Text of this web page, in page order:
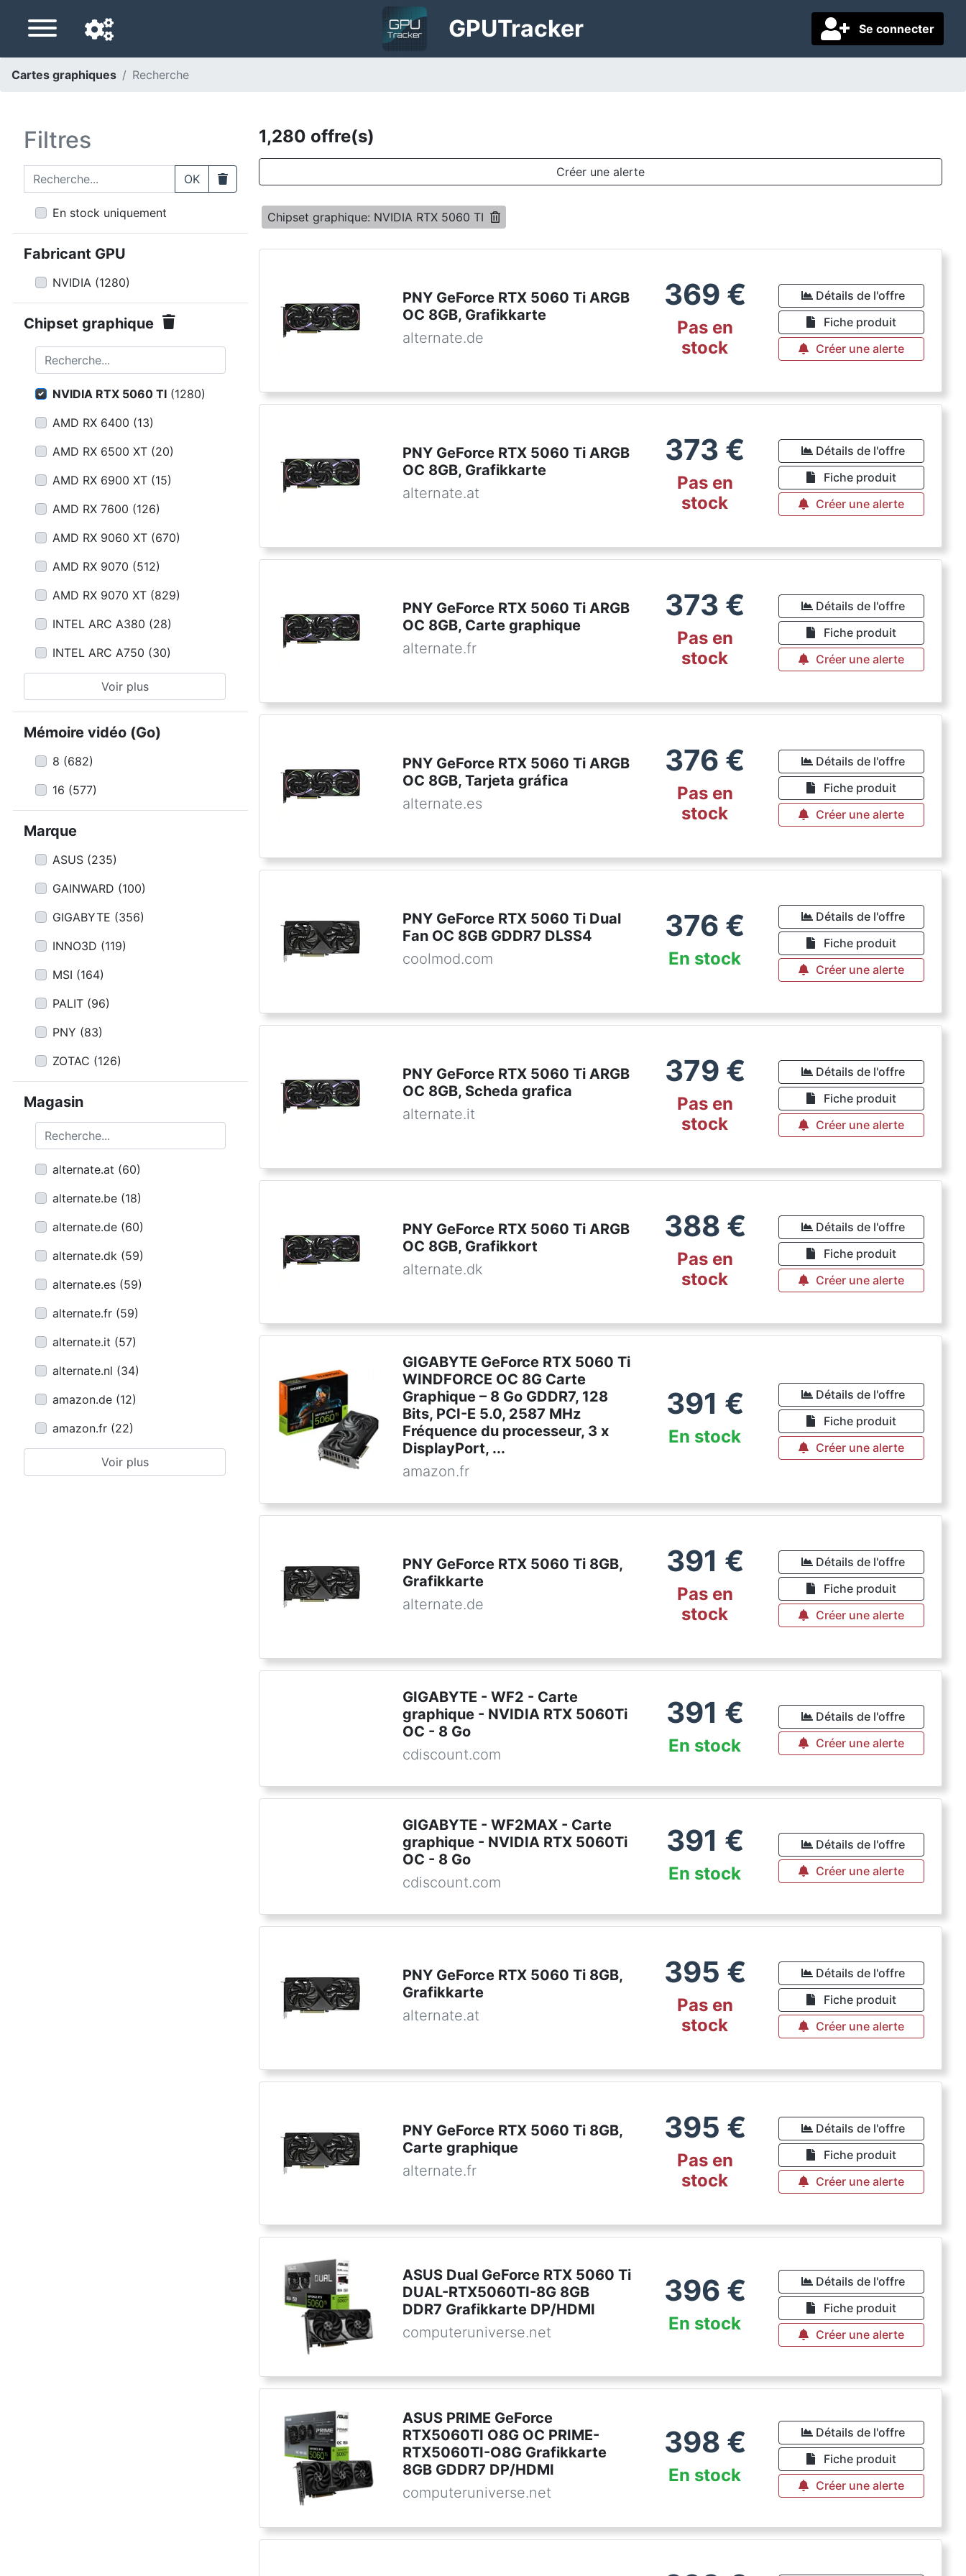
Se connecter
GPUTracker
Pays de livraison
Accueil
Baisses de prix
Paramètres
Soutenez-nous
Contactez-nous
Conditions
Catégories
Cartes graphiques Recherche
Filtres
Recherche... OK Clear
En stock uniquement
Fabricant GPU
NVIDIA (1280)
Chipset graphique
Recherche...
NVIDIA RTX 5060 TI (1280)
AMD RX 6400 (13)
AMD RX 6500 XT (20)
AMD RX 6900 XT (15)
AMD RX 7600 (126)
AMD RX 9060 XT (670)
AMD RX 9070 (512)
AMD RX 9070 XT (829)
INTEL ARC A380 (28)
INTEL ARC A750 (30)
Voir plus
Mémoire vidéo (Go)
8 (682)
16 (577)
Marque
ASUS (235)
GAINWARD (100)
GIGABYTE (356)
INNO3D (119)
MSI (164)
PALIT (96)
PNY (83)
ZOTAC (126)
Magasin
Recherche...
alternate.at (60)
alternate.be (18)
alternate.de (60)
alternate.dk (59)
alternate.es (59)
alternate.fr (59)
alternate.it (57)
alternate.nl (34)
amazon.de (12)
amazon.fr (22)
Voir plus
1,280 offre(s)
Créer une alerte
Chipset graphique: NVIDIA RTX 5060 TI
PNY GeForce RTX 5060 Ti ARGB
OC 8GB, Grafikkarte
alternate.de
369 €
Pas en
stock
Détails de l'offre
Fiche produit
Créer une alerte
PNY GeForce RTX 5060 Ti ARGB
OC 8GB, Grafikkarte
alternate.at
373 €
Pas en
stock
Détails de l'offre
Fiche produit
Créer une alerte
PNY GeForce RTX 5060 Ti ARGB
OC 8GB, Carte graphique
alternate.fr
373 €
Pas en
stock
Détails de l'offre
Fiche produit
Créer une alerte
PNY GeForce RTX 5060 Ti ARGB
OC 8GB, Tarjeta gráfica
alternate.es
376 €
Pas en
stock
Détails de l'offre
Fiche produit
Créer une alerte
PNY GeForce RTX 5060 Ti Dual
Fan OC 8GB GDDR7 DLSS4
coolmod.com
376 €
En stock
Détails de l'offre
Fiche produit
Créer une alerte
PNY GeForce RTX 5060 Ti ARGB
OC 8GB, Scheda grafica
alternate.it
379 €
Pas en
stock
Détails de l'offre
Fiche produit
Créer une alerte
PNY GeForce RTX 5060 Ti ARGB
OC 8GB, Grafikkort
alternate.dk
388 €
Pas en
stock
Détails de l'offre
Fiche produit
Créer une alerte
GIGABYTE GeForce RTX 5060 Ti
WINDFORCE OC 8G Carte
Graphique – 8 Go GDDR7, 128
Bits, PCI-E 5.0, 2587 MHz
Fréquence du processeur, 3 x
DisplayPort, ...
amazon.fr
391 €
En stock
Détails de l'offre
Fiche produit
Créer une alerte
PNY GeForce RTX 5060 Ti 8GB,
Grafikkarte
alternate.de
391 €
Pas en
stock
Détails de l'offre
Fiche produit
Créer une alerte
GIGABYTE - WF2 - Carte
graphique - NVIDIA RTX 5060Ti
OC - 8 Go
cdiscount.com
391 €
En stock
Détails de l'offre
Créer une alerte
GIGABYTE - WF2MAX - Carte
graphique - NVIDIA RTX 5060Ti
OC - 8 Go
cdiscount.com
391 €
En stock
Détails de l'offre
Créer une alerte
PNY GeForce RTX 5060 Ti 8GB,
Grafikkarte
alternate.at
395 €
Pas en
stock
Détails de l'offre
Fiche produit
Créer une alerte
PNY GeForce RTX 5060 Ti 8GB,
Carte graphique
alternate.fr
395 €
Pas en
stock
Détails de l'offre
Fiche produit
Créer une alerte
ASUS Dual GeForce RTX 5060 Ti
DUAL-RTX5060TI-8G 8GB
DDR7 Grafikkarte DP/HDMI
computeruniverse.net
396 €
En stock
Détails de l'offre
Fiche produit
Créer une alerte
ASUS PRIME GeForce
RTX5060TI O8G OC PRIME-
RTX5060TI-O8G Grafikkarte
8GB GDDR7 DP/HDMI
computeruniverse.net
398 €
En stock
Détails de l'offre
Fiche produit
Créer une alerte